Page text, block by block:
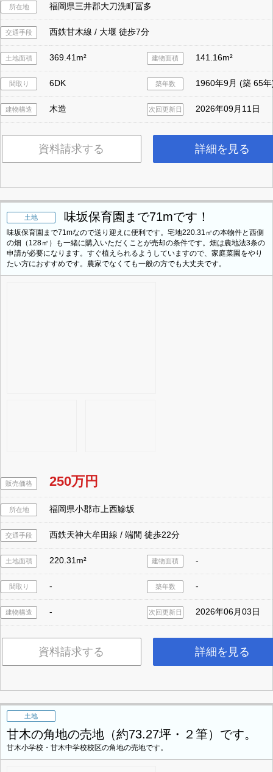
所在地 福岡県三井郡大刀洗町冨多
交通手段 西鉄甘木線 / 大堰 徒歩7分
土地面積 369.41m² 建物面積 141.16m²
間取り 6DK 築年数 1960年9月 (築 65
建物構造 木造 次回更新日 2026年09月11日
資料請求する 詳細を見る
土地 味坂保育園まで71mです！
味坂保育園まで71mなので送り迎えに便利です。宅地220.31㎡の本物件と西側
の畑（128㎡）も一緒に購入いただくことが売却の条件です。畑は農地法3条の
申請が必要になります。すぐ植えられるようしていますので、家庭菜園をやり
たい方におすすめです。農家でなくても一般の方でも大丈夫です。
販売価格 250万円
所在地 福岡県小郡市上西鰺坂
交通手段 西鉄天神大牟田線 / 端間 徒歩22分
土地面積 220.31m² 建物面積 -
間取り - 築年数 -
建物構造 - 次回更新日 2026年06月03日
資料請求する 詳細を見る
土地
甘木の角地の売地（約73.27坪・２筆）です。
甘木小学校・甘木中学校校区の角地の売地です。